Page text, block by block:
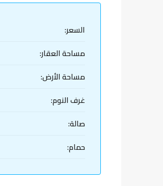
السعر:
مساحة العقار:
مساحة الأرض:
غرف النوم:
صالة:
حمام: